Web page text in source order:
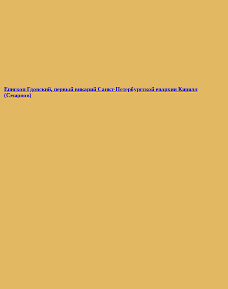
Епископ Гдовский, первый викарий Санкт-Петербургской епархии Кирилл
(Смирнов)